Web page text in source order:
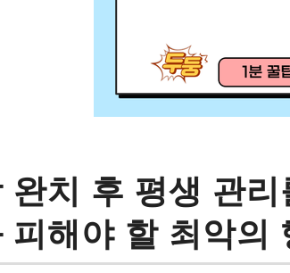
완치 후 평생 관
피해야 할 최악의